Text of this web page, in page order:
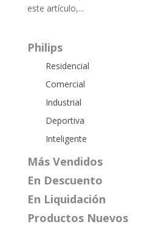
este artículo,...
Philips
Residencial
Comercial
Industrial
Deportiva
Inteligente
Más Vendidos
En Descuento
En Liquidación
Productos Nuevos